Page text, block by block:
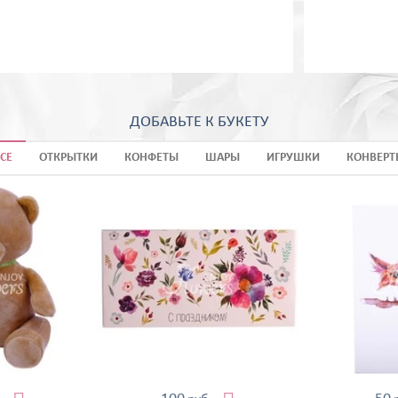
ДОБАВЬТЕ К БУКЕТУ
ОТКРЫТКИ КОНФЕТЫ ШАРЫ ИГРУШКИ